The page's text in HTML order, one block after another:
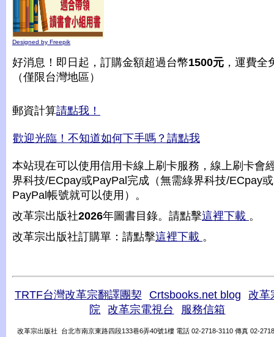
Designed by Freepik
好消息！即日起，訂購金額超過台幣1500元 ，運費全
（僅限台灣地區）
郵資計算請點我！
歡迎光臨！不知道如何下手嗎？請點我
本站現在可以使用信用卡線上刷卡服務，線上刷卡會
界科技/ECpay或PayPal完成（無需綠界科技/ECpay或
PayPal帳號就可以使用）。
改革宗出版社2026年圖書目錄。請點擊這裡下載 。
改革宗出版社訂購單：請點擊這裡下載 。
TRTF台灣改革宗翻譯團契 Crtsbooks.net blog
改革
院
改革宗電視台 服務信箱
改革宗出版社 台北市南京東路四段133巷6弄40號1樓 電話 02-2718-3110 傳真 02-